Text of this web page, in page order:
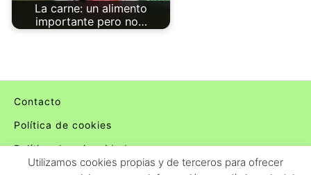
La carne: un alimento
importante pero no…
Contacto
Política de cookies
Política de privacidad
Utilizamos cookies propias y de terceros para ofrecer